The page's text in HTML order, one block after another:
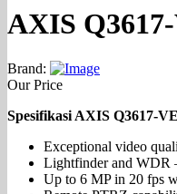
AXIS
Brand:
Our Price
Spesifikasi AXIS Q3617-
Exceptional video
Lightfinder and WDR
Up to 6 MP in 20 fps